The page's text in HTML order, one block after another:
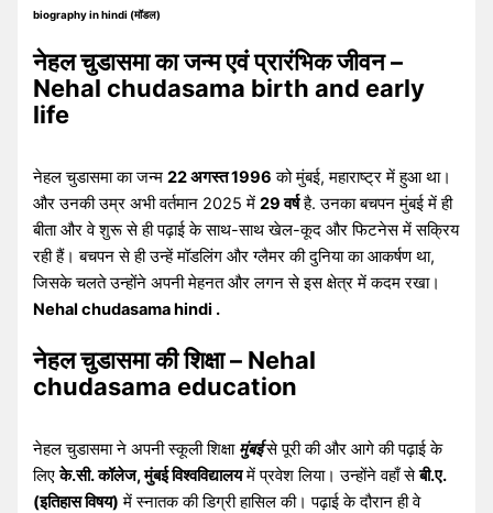
biography in hindi (मॉडल)
नेहल चुडासमा का जन्म एवं प्रारंभिक जीवन –
Nehal chudasama birth and early
life
नेहल चुडासमा का जन्म22 अगस्त 1996 को मुंबई, महाराष्ट्र में हुआ था।
और उनकी उम्र अभी वर्तमान 2025 में29 वर्षहै. उनका बचपन मुंबई में ही
बीता और वे शुरू से ही पढ़ाई के साथ-साथ खेल-कूद और फिटनेस में सक्रिय
रही हैं। बचपन से ही उन्हें मॉडलिंग और ग्लैमर की दुनिया का आकर्षण था,
जिसके चलते उन्होंने अपनी मेहनत और लगन से इस क्षेत्र में कदम रखा।
Nehal chudasama hindi .
नेहल चुडासमा की शिक्षा – Nehal
chudasama education
नेहल चुडासमा ने अपनी स्कूली शिक्षा मुंबईसे पूरी की और आगे की पढ़ाई के
लिएके.सी. कॉलेज, मुंबई विश्वविद्यालयमें प्रवेश लिया। उन्होंने वहाँ सेबी.ए.
(इतिहास विषय) में स्नातक की डिग्री हासिल की। पढ़ाई के दौरान ही वे